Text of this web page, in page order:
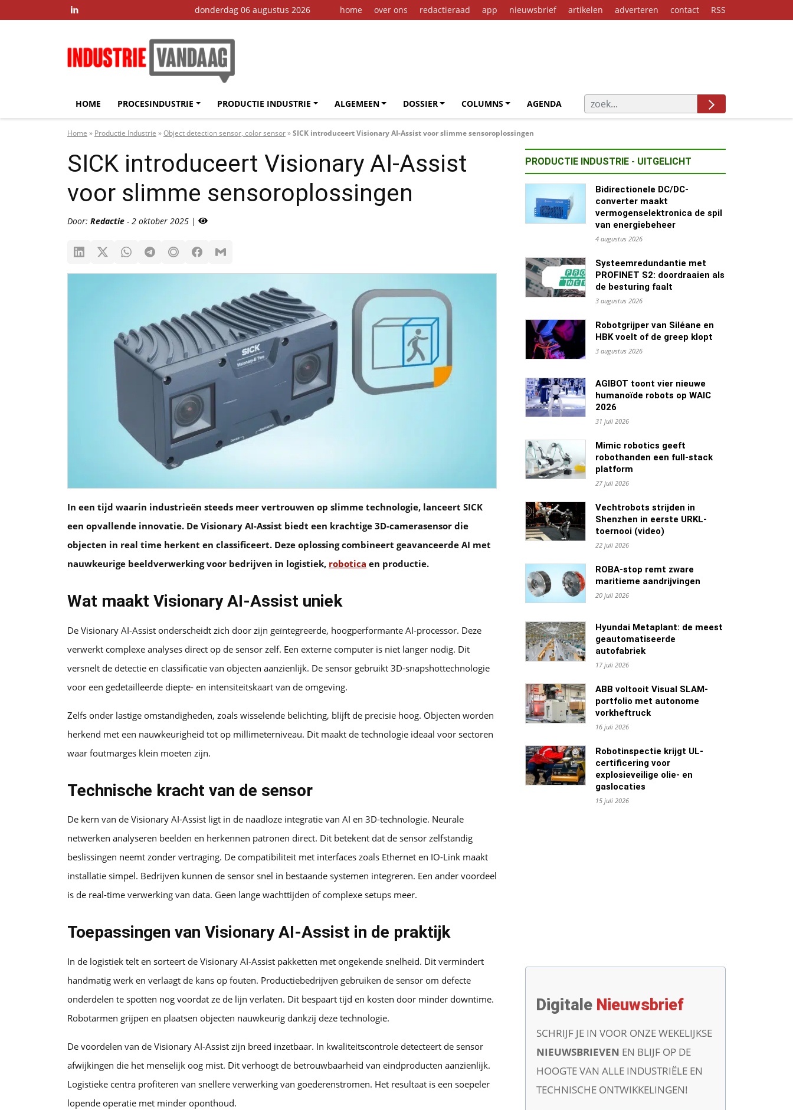
 donderdag 06 augustus 2026 home over ons redactieraad app nieuwsbrief artikelen adverteren contact RSS
HOME PROCESINDUSTRIE PRODUCTIE INDUSTRIE ALGEMEEN DOSSIER COLUMNS AGENDA
Home » Productie Industrie »Object detection sensor, color sensor»SICK introduceert Visionary AI-Assist voor slimme sensoroplossingen
SICK introduceert Visionary AI-Assist
voor slimme sensoroplossingen
Door: Redactie - 2 oktober 2025 |
In een tijd waarin industrieën steeds meer vertrouwen op slimme technologie, lanceert SICK
een opvallende innovatie. De Visionary AI-Assist biedt een krachtige 3D-camerasensor die
objecten in real time herkent en classificeert. Deze oplossing combineert geavanceerde AI met
nauwkeurige beeldverwerking voor bedrijven in logistiek, robotica en productie.
Wat maakt Visionary AI-Assist uniek
De Visionary AI-Assist onderscheidt zich door zijn geïntegreerde, hoogperformante AI-processor. Deze
verwerkt complexe analyses direct op de sensor zelf. Een externe computer is niet langer nodig. Dit
versnelt de detectie en classificatie van objecten aanzienlijk. De sensor gebruikt 3D-snapshottechnologie
voor een gedetailleerde diepte- en intensiteitskaart van de omgeving.
Zelfs onder lastige omstandigheden, zoals wisselende belichting, blijft de precisie hoog. Objecten worden
herkend met een nauwkeurigheid tot op millimeterniveau. Dit maakt de technologie ideaal voor sectoren
waar foutmarges klein moeten zijn.
Technische kracht van de sensor
De kern van de Visionary AI-Assist ligt in de naadloze integratie van AI en 3D-technologie. Neurale
netwerken analyseren beelden en herkennen patronen direct. Dit betekent dat de sensor zelfstandig
beslissingen neemt zonder vertraging. De compatibiliteit met interfaces zoals Ethernet en IO-Link maakt
installatie simpel. Bedrijven kunnen de sensor snel in bestaande systemen integreren. Een ander voordeel
is de real-time verwerking van data. Geen lange wachttijden of complexe setups meer.
Toepassingen van Visionary AI-Assist in de praktijk
In de logistiek telt en sorteert de Visionary AI-Assist pakketten met ongekende snelheid. Dit vermindert
handmatig werk en verlaagt de kans op fouten. Productiebedrijven gebruiken de sensor om defecte
onderdelen te spotten nog voordat ze de lijn verlaten. Dit bespaart tijd en kosten door minder downtime.
Robotarmen grijpen en plaatsen objecten nauwkeurig dankzij deze technologie.
De voordelen van de Visionary AI-Assist zijn breed inzetbaar. In kwaliteitscontrole detecteert de sensor
afwijkingen die het menselijk oog mist. Dit verhoogt de betrouwbaarheid van eindproducten aanzienlijk.
Logistieke centra profiteren van snellere verwerking van goederenstromen. Het resultaat is een soepeler
lopende operatie met minder oponthoud.
PRODUCTIE INDUSTRIE - UITGELICHT
Bidirectionele DC/DC-
converter maakt
vermogenselektronica de spil
van energiebeheer
4 augustus 2026
Systeemredundantie met
PROFINET S2: doordraaien als
de besturing faalt
3 augustus 2026
Robotgrijper van Siléane en
HBK voelt of de greep klopt
3 augustus 2026
AGIBOT toont vier nieuwe
humanoïde robots op WAIC
2026
31 juli 2026
Mimic robotics geeft
robothanden een full-stack
platform
27 juli 2026
Vechtrobots strijden in
Shenzhen in eerste URKL-
toernooi (video)
22 juli 2026
ROBA-stop remt zware
maritieme aandrijvingen
20 juli 2026
Hyundai Metaplant: de meest
geautomatiseerde
autofabriek
17 juli 2026
ABB voltooit Visual SLAM-
portfolio met autonome
vorkheftruck
16 juli 2026
Robotinspectie krijgt UL-
certificering voor
explosieveilige olie- en
gaslocaties
15 juli 2026
Digitale Nieuwsbrief
SCHRIJF JE IN VOOR ONZE WEKELIJKSE
NIEUWSBRIEVEN EN BLIJF OP DE
HOOGTE VAN ALLE INDUSTRIËLE EN
TECHNISCHE ONTWIKKELINGEN!